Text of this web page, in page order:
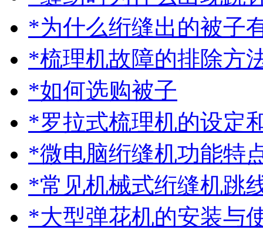
*为什么绗缝出的被子
*梳理机故障的排除方
*如何选购被子
*罗拉式梳理机的设定
*微电脑绗缝机功能特
*常见机械式绗缝机跳
*大型弹花机的安装与